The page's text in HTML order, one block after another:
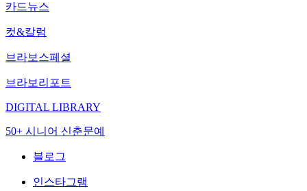
카드뉴스
컷&칼럼
브라보스페셜
브라보리포트
DIGITAL LIBRARY
50+ 시니어 신춘문예
블로그
인스타그램